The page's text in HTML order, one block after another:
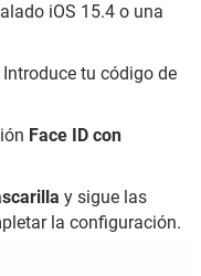
iOS 15.4 o una
Introduce tu código de
Face ID con
y sigue las
la configuración.